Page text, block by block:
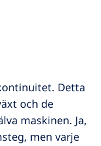
Detta
och de
maskinen. Ja,
men varje